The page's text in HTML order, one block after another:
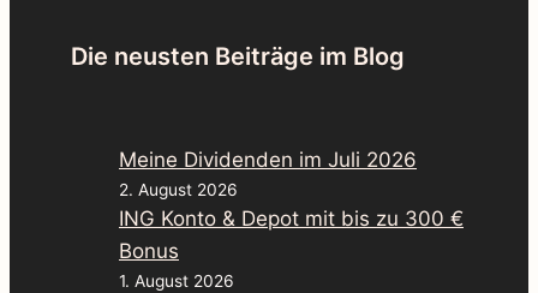
Die neusten Beiträge im Blog
Meine Dividenden im Juli 2026
2. August 2026
ING Konto & Depot mit bis zu 300 €
Bonus
1. August 2026